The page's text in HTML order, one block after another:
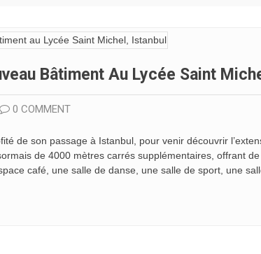
Bâtiment Au Lycée Saint
0 COMMENT
de son passage à Istanbul, pour venir découvrir
de 4000 mètres carrés supplémentaires, offrant
café, une salle de danse, une salle de sport, une